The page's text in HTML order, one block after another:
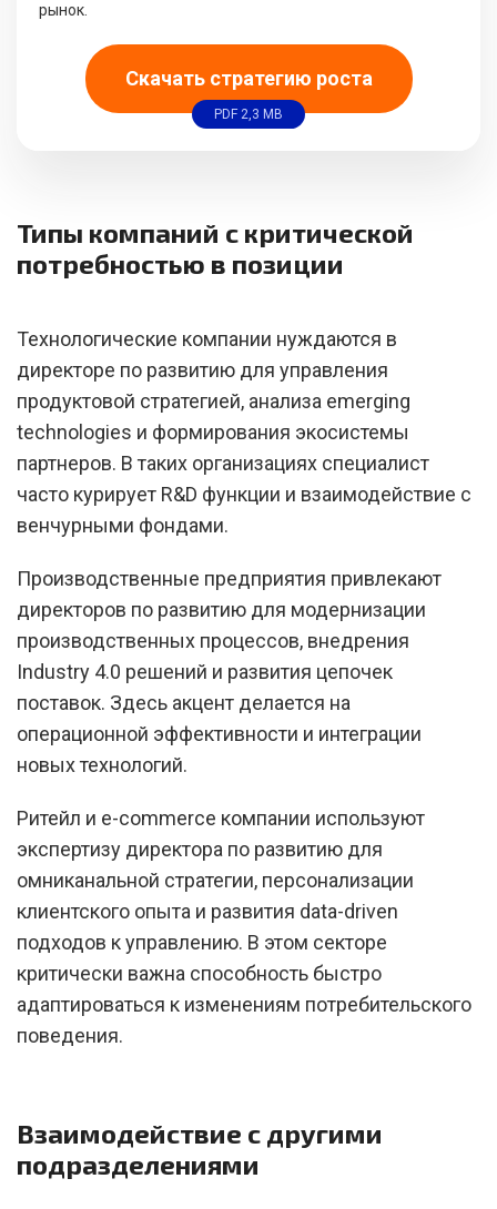
рынок.
Скачать стратегию роста
PDF 2,3 MB
Типы компаний с критической
потребностью в позиции
Технологические компании нуждаются в
директоре по развитию для управления
продуктовой стратегией, анализа emerging
technologies и формирования экосистемы
партнеров. В таких организациях специалист
часто курирует R&D функции и взаимодействие с
венчурными фондами.
Производственные предприятия привлекают
директоров по развитию для модернизации
производственных процессов, внедрения
Industry 4.0 решений и развития цепочек
поставок. Здесь акцент делается на
операционной эффективности и интеграции
новых технологий.
Ритейл и e-commerce компании используют
экспертизу директора по развитию для
омниканальной стратегии, персонализации
клиентского опыта и развития data-driven
подходов к управлению. В этом секторе
критически важна способность быстро
адаптироваться к изменениям потребительского
поведения.
Взаимодействие с другими
подразделениями